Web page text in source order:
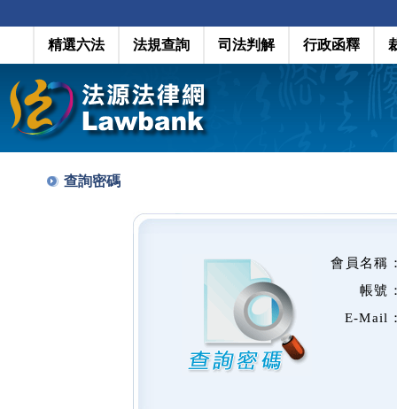
精選六法 法規查詢 司法判解 行政函釋
查詢密碼
會員名稱
帳號
E-Mail